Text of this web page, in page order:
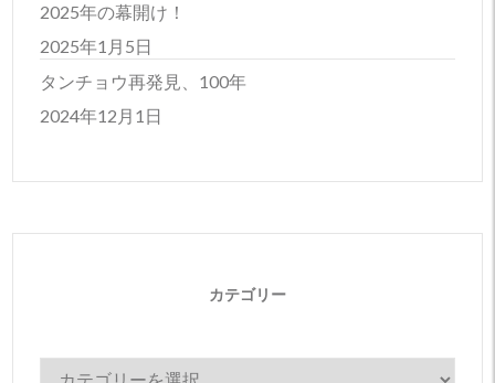
2025年の幕開け！
2025年1月5日
タンチョウ再発見、100年
2024年12月1日
カテゴリー